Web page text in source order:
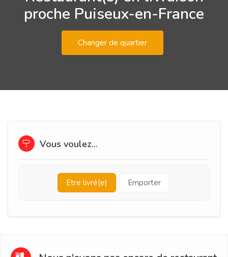
proche Puiseux-en-France
Changer de quartier
Vous voulez...
Etre livré(e) Emporter